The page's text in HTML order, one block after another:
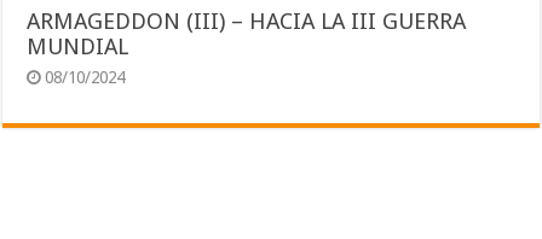
ARMAGEDDON (III) – HACIA LA III GUERRA
MUNDIAL
08/10/2024